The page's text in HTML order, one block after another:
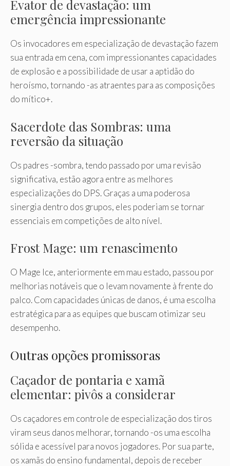
Evator de devastação: um
emergência impressionante
Os invocadores em especialização de devastação fazem
sua entrada em cena, com impressionantes capacidades
de explosão e a possibilidade de usar a aptidão do
heroísmo, tornando -as atraentes para as composições
do mítico+.
Sacerdote das Sombras: uma
reversão da situação
Os padres -sombra, tendo passado por uma revisão
significativa, estão agora entre as melhores
especializações do DPS. Graças a uma poderosa
sinergia dentro dos grupos, eles poderiam se tornar
essenciais em competições de alto nível.
Frost Mage: um renascimento
O Mage Ice, anteriormente em mau estado, passou por
melhorias notáveis que o levam novamente à frente do
palco. Com capacidades únicas de danos, é uma escolha
estratégica para as equipes que buscam otimizar seu
desempenho.
Outras opções promissoras
Caçador de pontaria e xamã
elementar: pivôs a considerar
Os caçadores em controle de especialização dos tiros
viram seus danos melhorar, tornando -os uma escolha
sólida e acessível para novos jogadores. Por sua parte,
os xamãs do ensino fundamental, depois de receber